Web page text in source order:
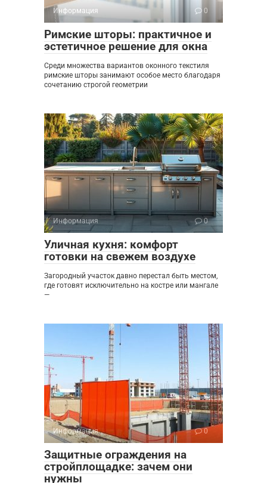
Информация 0
Римские шторы: практичное и
эстетичное решение для окна
Среди множества вариантов оконного текстиля
римские шторы занимают особое место благодаря
сочетанию строгой геометрии
Информация 0
Уличная кухня: комфорт
готовки на свежем воздухе
Загородный участок давно перестал быть местом,
где готовят исключительно на костре или мангале
—
Информация 0
Защитные ограждения на
стройплощадке: зачем они
нужны